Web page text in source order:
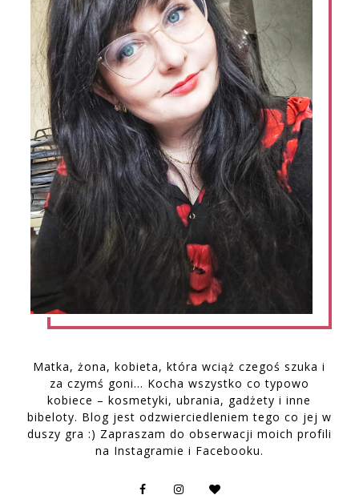
Matka, żona, kobieta, która wciąż czegoś szuka i
za czymś goni… Kocha wszystko co typowo
kobiece – kosmetyki, ubrania, gadżety i inne
bibeloty. Blog jest odzwierciedleniem tego co jej w
duszy gra :) Zapraszam do obserwacji moich profili
na Instagramie i Facebooku.